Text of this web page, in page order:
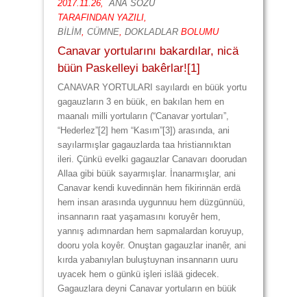
2017.11.26,
ANA SÖZÜ
TARAFINDAN YAZILI,
BİLİM, CÜMNE, DOKLADLAR BOLUMU
Canavar yortularını bakardılar, nicä
büün Paskelleyi bakêrlar![1]
CANAVAR YORTULARI sayılardı en büük yortu
gagauzların 3 en büük, en bakılan hem en
maanalı milli yortuların (“Canavar yortuları”,
“Hederlez”[2] hem “Kasım”[3]) arasında, ani
sayılarmışlar gagauzlarda taa hristiannıktan
ileri. Çünkü evelki gagauzlar Canavarı doorudan
Allaa gibi büük sayarmışlar. İna­narmışlar, ani
Canavar kendi kuvedinnän hem fikirinnän erdä
hem insan ara­sında uygunnuu hem düzgünnüü,
insannarın raat yaşamasını koruyêr hem,
yannış adımnardan hem sapmalardan koruyup,
dooru yola koyêr. Onuştan gagauzlar inanêr, ani
kırda yabanıylan buluştuynan insannarın uuru
uyacek hem o günkü işleri islää gidecek.
Gagauzlara deyni Canavar yortuların en büük